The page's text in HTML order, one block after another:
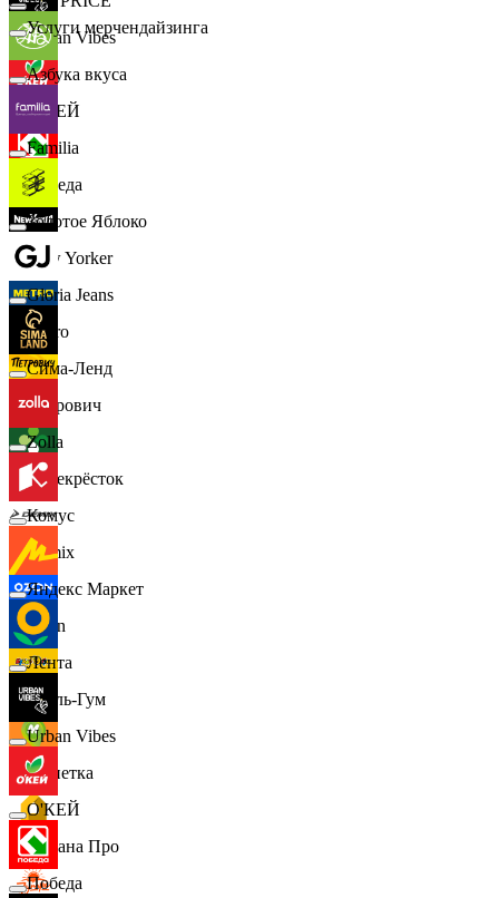
Urban Vibes
О'КЕЙ
Победа
New Yorker
Metro
Петрович
Перекрёсток
Demix
Ozon
Бубль-Гум
Монетка
Лемана Про
Азбука вкуса
Familia
Золотое Яблоко
Gloria Jeans
Сима-Ленд
Zolla
Комус
Яндекс Маркет
Лента
Urban Vibes
О'КЕЙ
Победа
Услуги мерчендайзинга